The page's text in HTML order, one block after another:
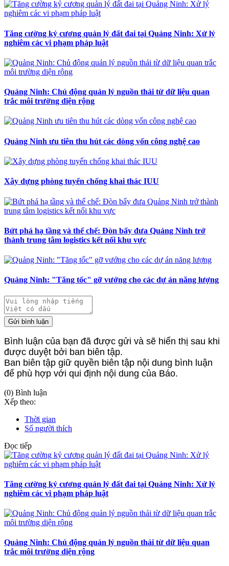
Tăng cường kỷ cương quản lý đất đai tại Quảng Ninh: Xử lý
nghiêm các vi phạm pháp luật
Quảng Ninh: Chủ động quản lý nguồn thải từ dữ liệu quan
trắc môi trường diện rộng
Quảng Ninh ưu tiên thu hút các dòng vốn công nghệ cao
Xây dựng phòng tuyến chống khai thác IUU
Bứt phá hạ tầng và thể chế: Đòn bẩy đưa Quảng Ninh trở
thành trung tâm logistics kết nối khu vực
Quảng Ninh: "Tăng tốc" gỡ vướng cho các dự án năng lượng
Gửi bình luận
Bình luận của bạn đã được gửi và sẽ hiển thị sau khi
được duyệt bởi ban biên tập.
Ban biên tập giữ quyền biên tập nội dung bình luận
để phù hợp với qui định nội dung của Báo.
(0) Bình luận
Xếp theo:
Thời gian
Số người thích
Đọc tiếp
Tăng cường kỷ cương quản lý đất đai tại Quảng Ninh: Xử lý
nghiêm các vi phạm pháp luật
Quảng Ninh: Chủ động quản lý nguồn thải từ dữ liệu quan
trắc môi trường diện rộng